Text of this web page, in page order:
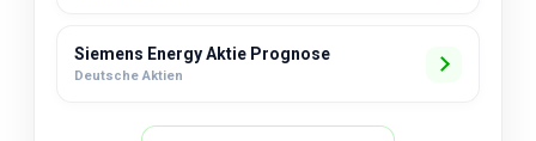
Siemens Energy Aktie Prognose
Deutsche Aktien